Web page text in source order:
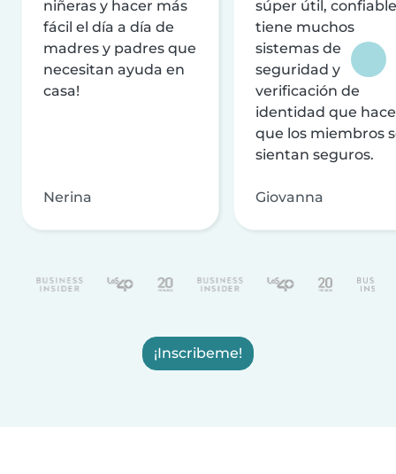
niñeras y hacer más
fácil el día a día de
madres y padres que
necesitan ayuda en
casa!
Nerina
súper útil,
tiene muchos
sistemas de
seguridad y
verificación de
identidad que
que los miembros
sientan seguros.
Giovanna
¡Inscribeme!